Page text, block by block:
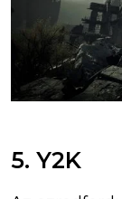
5. Y2K